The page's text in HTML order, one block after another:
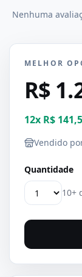
Nenhuma
MELHOR
R$
12x R$
Vendido
Quantidade
10+